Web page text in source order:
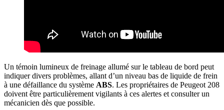
Un témoin lumineux de freinage allumé sur le tableau de bord peut
indiquer divers problèmes, allant d’un niveau bas de liquide de frein
à une défaillance du système ABS. Les propriétaires de Peugeot 208
doivent être particulièrement vigilants à ces alertes et consulter un
mécanicien dès que possible.